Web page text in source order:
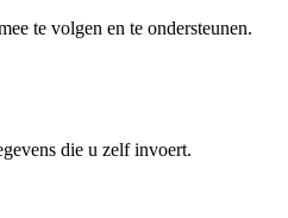
te volgen en te ondersteunen.
die u zelf invoert.